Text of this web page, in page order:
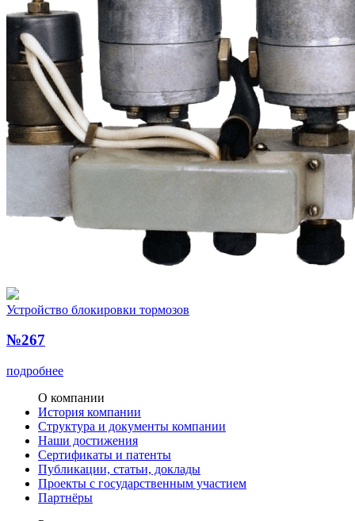
Устройство блокировки тормозов
№267
подробнее
О компании
История компании
Структура и документы компании
Наши достижения
Сертификаты и патенты
Публикации, статьи, доклады
Проекты с государственным участием
Партнёры